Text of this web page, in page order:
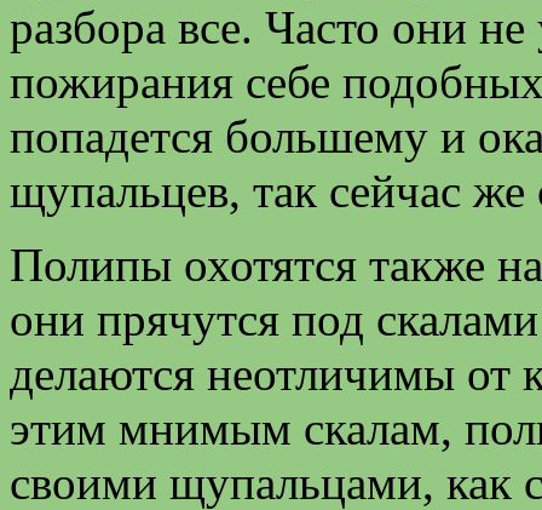
разбора все. Часто они
пожирания себе
попадется большему и
щупальцев, так сейчас
Полипы охотятся также
они прячутся под
делаются неотличимы от
этим мнимым скалам,
своими щупальцами, как